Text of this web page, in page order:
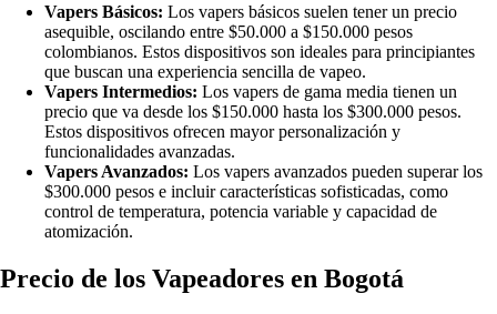
Vapers Básicos: Los vapers básicos suelen tener un precio
asequible, oscilando entre $50.000 a $150.000 pesos
colombianos. Estos dispositivos son ideales para principiantes
que buscan una experiencia sencilla de vapeo.
Vapers Intermedios: Los vapers de gama media tienen un
precio que va desde los $150.000 hasta los $300.000 pesos.
Estos dispositivos ofrecen mayor personalización y
funcionalidades avanzadas.
Vapers Avanzados: Los vapers avanzados pueden superar los
$300.000 pesos e incluir características sofisticadas, como
control de temperatura, potencia variable y capacidad de
atomización.
Precio de los Vapeadores en Bogotá